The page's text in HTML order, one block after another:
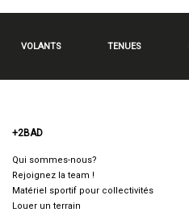
VOLANTS TENUES
+2BAD
Qui sommes-nous?
Rejoignez la team !
Matériel sportif pour collectivités
Louer un terrain